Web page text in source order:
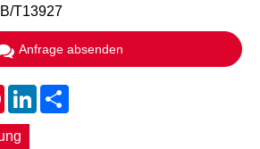
T13927
Anfrage absenden
PinterestLinkedIn